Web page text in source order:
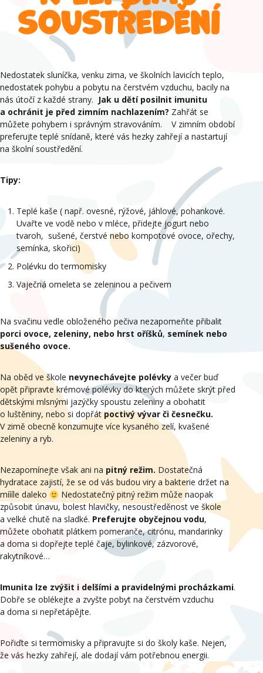
soustředění
Nedostatek sluníčka, venku zima, ve školních lavicích teplo,
nedostatek pohybu a pobytu na čerstvém vzduchu, bacily na
nás útočí z každé strany. Jak u dětí posilnit imunitu
a ochránit je před zimním nachlazením? Zahřát se
můžete pohybem i správným stravováním. V zimním období
preferujte teplé snídaně, které vás hezky zahřejí a nastartují
na školní soustředění.
Tipy:
Teplé kaše ( např. ovesné, rýžové, jáhlové, pohankové.
Uvařte ve vodě nebo v mléce, přidejte jogurt nebo
tvaroh, sušené, čerstvé nebo kompotové ovoce, ořechy,
semínka, skořici)
Polévku do termomisky
Vaječná omeleta se zeleninou a pečivem
Na svačinu vedle obloženého pečiva nezapomeňte přibalit
porci ovoce, zeleniny, nebo hrst oříšků, semínek nebo
sušeného ovoce.
Na oběd ve škole nevynechávejte polévky a večer buď
opět připravte krémové polévky do kterých můžete skrýt před
dětskými mlsnými jazýčky spoustu zeleniny a obohatit
o luštěniny, nebo si dopřátpoctivý vývar či česnečku.
V zimě obecně konzumujte více kysaného zelí, kvašené
zeleniny a ryb.
Nezapomínejte však ani na pitný režim. Dostatečná
hydratace zajistí, že se od vás budou viry a bakterie držet na
míííle daleko
Nedostatečný pitný režim může naopak
způsobit únavu, bolest hlavičky, nesoustředěnost ve škole
a velké chutě na sladké. Preferujte obyčejnou vodu,
můžete obohatit plátkem pomeranče, citrónu, mandarinky
a doma si dopřejte teplé čaje, bylinkové, zázvorové,
rakytníkové…
Imunita lze zvýšit i delšími a pravidelnými procházkami.
Dobře se oblékejte a zvyšte pobyt na čerstvém vzduchu
a doma si nepřetápějte.
Pořiďte si termomisky a připravujte si do školy kaše. Nejen,
že vás hezky zahřejí, ale dodají vám potřebnou energii.